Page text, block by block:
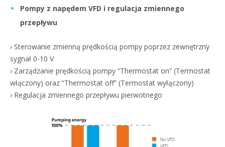
Pompy z napędem VFD i regulacja zmiennego
przepływu
› Sterowanie zmienną prędkością pompy poprzez zewnętrzny
sygnał 0-10 V
› Zarządzanie prędkością pompy “Thermostat on” (Termostat
włączony) oraz “Thermostat off” (Termostat wyłączony)
› Regulacja zmiennego przepływu pierwotnego